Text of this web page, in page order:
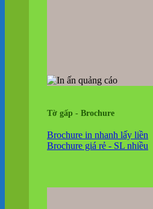
Tờ gấp - Brochure
Brochure in nhanh lấy liền
Brochure giá rẻ - SL nhiều